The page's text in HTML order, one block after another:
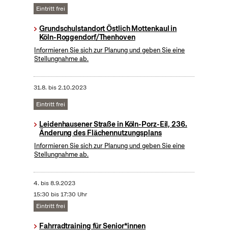
Eintritt frei
Grundschulstandort Östlich Mottenkaul in
Köln-Roggendorf/Thenhoven
Informieren Sie sich zur Planung und geben Sie eine
Stellungnahme ab.
31.8. bis2.10.2023
Eintritt frei
Leidenhausener Straße in Köln-Porz-Eil, 236.
Änderung des Flächennutzungsplans
Informieren Sie sich zur Planung und geben Sie eine
Stellungnahme ab.
4. bis8.9.2023
15:30 bis 17:30 Uhr
Eintritt frei
Fahrradtraining für Senior*innen